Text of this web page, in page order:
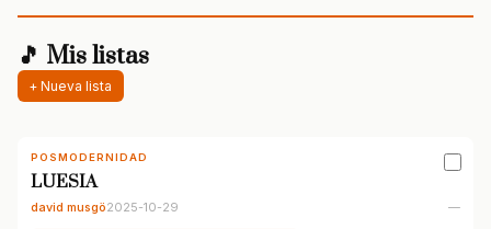
🎵 Mis listas
+ Nueva lista
POSMODERNIDAD
LUESIA
david musgö2025-10-29 —